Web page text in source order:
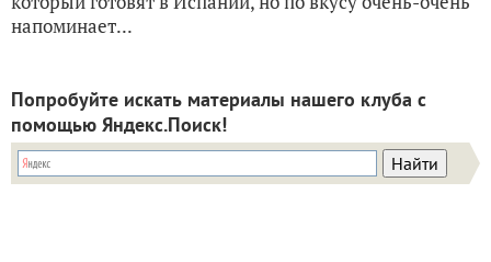
напоминает...
Попробуйте искать материалы нашего клуба с
помощью Яндекс.Поиск!